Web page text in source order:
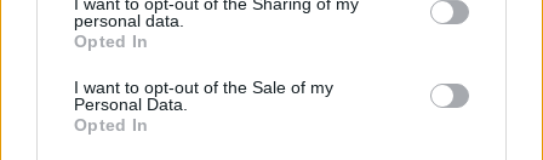
personal data.
Opted In
I want to opt-out of the Sale of my
Personal Data.
Opted In
Μπέττυ Μαγγίρα για Άκη Σακελλαρίου: Όταν
έπεσε σε κώμα, νιώθαμε τύψεις που
13:55 - 15 Δεκεμβρίου 2022
«Έπαιζε με 40 πυρετό, έσερνε τα πόδια του» είπε η